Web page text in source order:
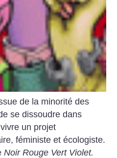
de la minorité des
se dissoudre dans
un projet
féministe et écologiste.
Noir Rouge Vert Violet.